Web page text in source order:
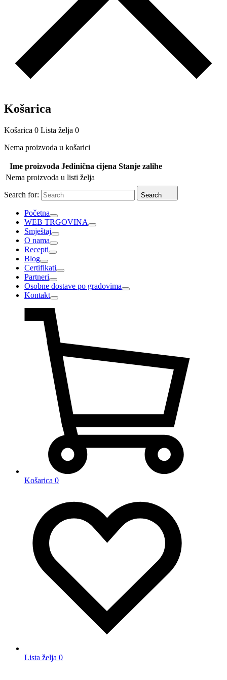
Košarica
Košarica 0 Lista želja 0
Nema proizvoda u košarici
Ime proizvoda Jedinična cijena Stanje zalihe
Nema proizvoda u listi želja
Search for:
Search
Početna
WEB TRGOVINA
Smještaj
O nama
Recepti
Blog
Certifikati
Partneri
Osobne dostave po gradovima
Kontakt
Košarica 0
Lista želja 0